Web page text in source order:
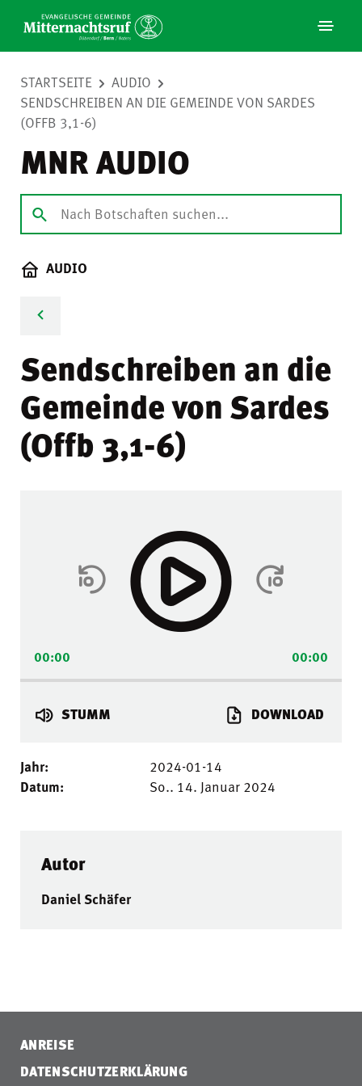
STARTSEITE
AUDIO
SENDSCHREIBEN AN DIE GEMEINDE VON SARDES
(OFFB 3,1-6)
MNR AUDIO
AUDIO
Sendschreiben an die
Gemeinde von Sardes
(Offb 3,1-6)
00:00 00:00
STUMM DOWNLOAD
Jahr:
2024-01-14
Datum:
So.. 14. Januar 2024
Autor
Daniel Schäfer
ANREISE
DATENSCHUTZERKLÄRUNG